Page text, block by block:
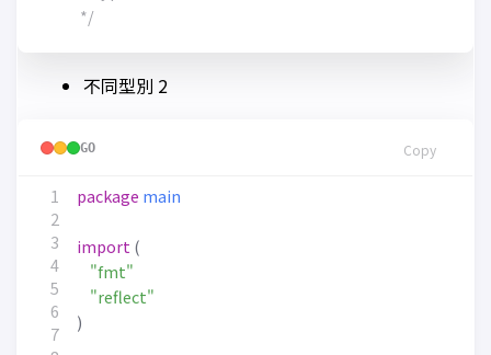
*/
不同型別 2
GO Copy
4
7
package main
import (
"fmt"
"reflect"
)